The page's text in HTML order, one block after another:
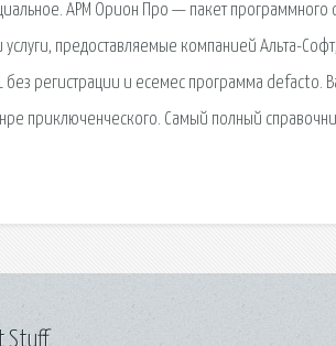
АРМ Орион Про — пакет
услуги, предоставляемые компанией Альта-
без регистрации и есемес программа
приключенческого. Самый полный
Stuff